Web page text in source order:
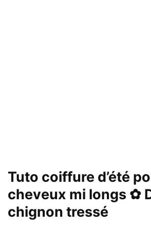
Tuto coiffure d’été
cheveux mi longs ✿
chignon tressé